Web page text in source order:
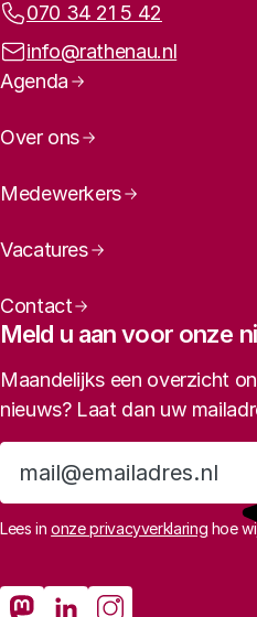
Telefoonnummer:
070 34 21 5 42
E-mailadres:
info@rathenau.nl
Paginanavigatie
Agenda
Over ons
Medewerkers
Vacatures
Contact
Meld u aan voor onze
Maandelijks een overzicht
nieuws? Laat dan uw
Lees inonze privacyverklaring hoe
Sociale media